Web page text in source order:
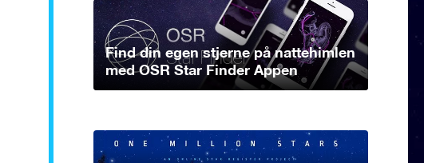
Find din egen stjerne på nattehimlen
med OSR Star Finder Appen